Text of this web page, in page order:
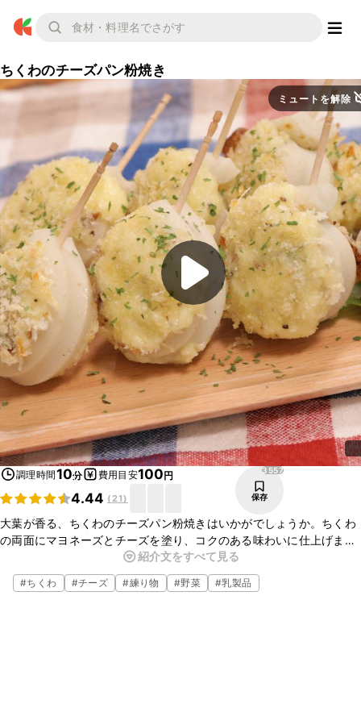
ちくわのチーズパン粉焼き
ミュートを解除
調理時間10分 費用目安100円
4.44 (21)
3557
保存
大葉が香る、ちくわのチーズパン粉焼きはいかがでしょうか。ちくわ
の両面にマヨネーズとチーズを塗り、コクのある味わいに仕上げまし
た。簡単に作れるので、お酒のおつまみにぴったりですよ。ぜひお試
しくださいね。
紹介文をすべて見る
#ちくわ #チーズ #練り物 #野菜 #乳製品